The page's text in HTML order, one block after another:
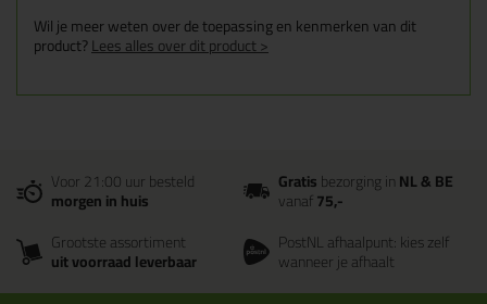
Wil je meer weten over de toepassing en kenmerken van dit
product?Lees alles over dit product >
Voor 21:00 uur besteld
morgen in huis
Gratisbezorging inNL & BE
vanaf75,-
Grootste assortiment
uit voorraad leverbaar
PostNL afhaalpunt: kies zelf
wanneer je afhaalt